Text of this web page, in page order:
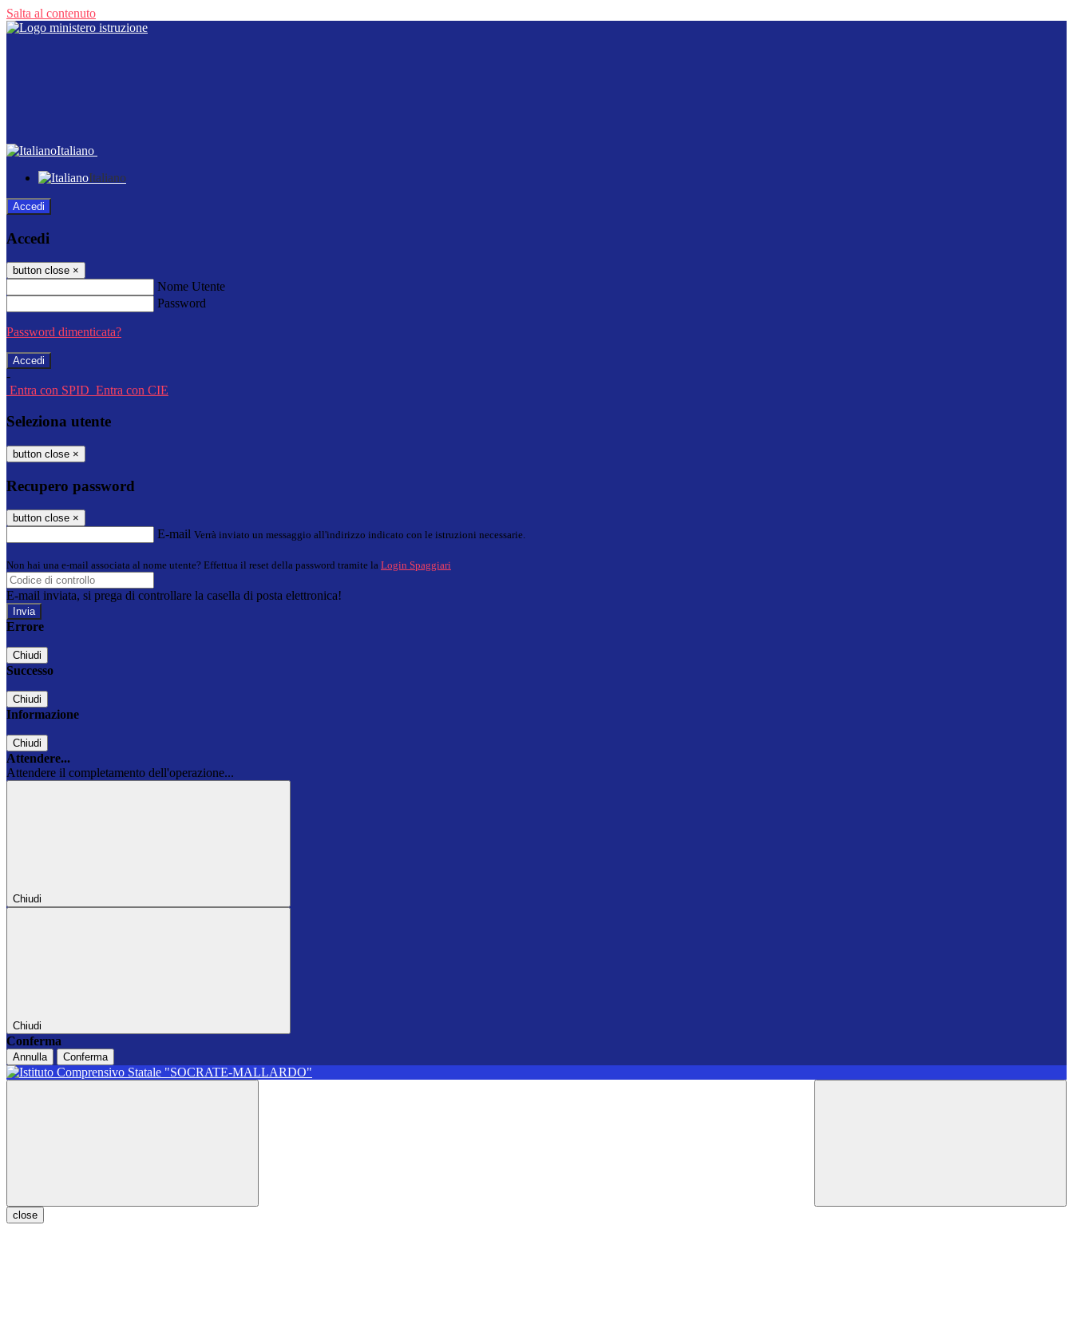
Salta al contenuto
Italiano
Italiano
Accedi
Accedi
button close ×
Nome Utente
Password
Password dimenticata?
-
Entra con SPID Entra con CIE
Seleziona utente
button close ×
Recupero password
button close ×
E-mail Verrà inviato un messaggio all'indirizzo indicato con le istruzioni necessarie.
Non hai una e-mail associata al nome utente? Effettua il reset della password tramite la Login Spaggiari
E-mail inviata, si prega di controllare la casella di posta elettronica!
Errore
Chiudi
Successo
Chiudi
Informazione
Chiudi
Attendere...
Attendere il completamento dell'operazione...
Chiudi
Chiudi
Conferma
Annulla Conferma
close